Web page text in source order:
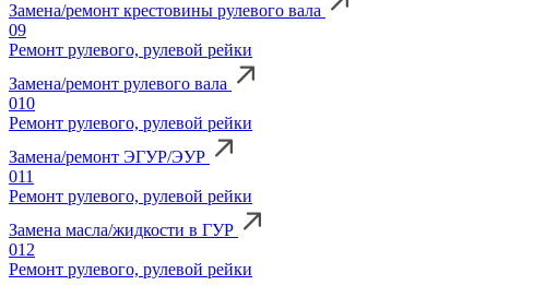
Замена/ремонт крестовины рулевого вала
09
Ремонт рулевого, рулевой рейки
Замена/ремонт рулевого вала
010
Ремонт рулевого, рулевой рейки
Замена/ремонт ЭГУР/ЭУР
011
Ремонт рулевого, рулевой рейки
Замена масла/жидкости в ГУР
012
Ремонт рулевого, рулевой рейки